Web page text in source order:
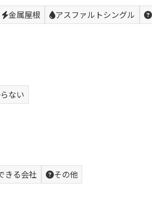
金属屋根 アスファルトシングル
ない
きる会社
その他